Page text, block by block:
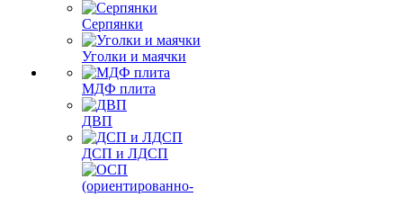
Серпянки
Уголки и маячки
МДФ плита
ДВП
ДСП и ЛДСП